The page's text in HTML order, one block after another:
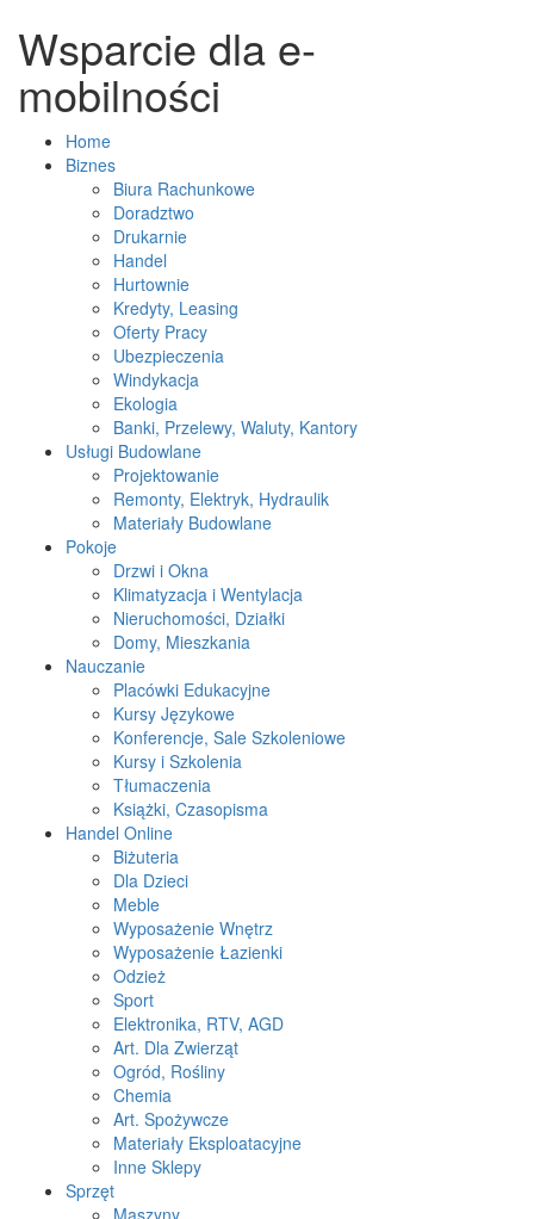
Wsparcie dla e-
mobilności
Home
Biznes
Biura Rachunkowe
Doradztwo
Drukarnie
Handel
Hurtownie
Kredyty, Leasing
Oferty Pracy
Ubezpieczenia
Windykacja
Ekologia
Banki, Przelewy, Waluty, Kantory
Usługi Budowlane
Projektowanie
Remonty, Elektryk, Hydraulik
Materiały Budowlane
Pokoje
Drzwi i Okna
Klimatyzacja i Wentylacja
Nieruchomości, Działki
Domy, Mieszkania
Nauczanie
Placówki Edukacyjne
Kursy Językowe
Konferencje, Sale Szkoleniowe
Kursy i Szkolenia
Tłumaczenia
Książki, Czasopisma
Handel Online
Biżuteria
Dla Dzieci
Meble
Wyposażenie Wnętrz
Wyposażenie Łazienki
Odzież
Sport
Elektronika, RTV, AGD
Art. Dla Zwierząt
Ogród, Rośliny
Chemia
Art. Spożywcze
Materiały Eksploatacyjne
Inne Sklepy
Sprzęt
Maszyny